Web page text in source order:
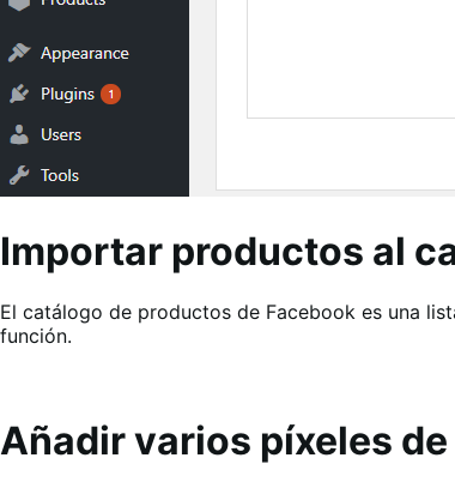
Importar productos al
El catálogo de productos de Facebook es una
función.
Añadir varios píxeles